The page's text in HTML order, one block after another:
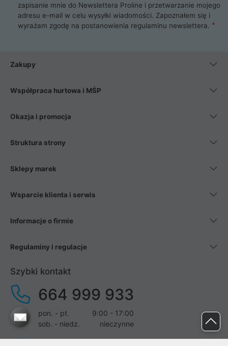
zapisanie mnie do Newslettera Proline i przetwarzanie mojego
adresu e-mail w celu wysyłki wiadomości. Zapoznałem się i
wyrażam zgodę na postanowienia regulaminu newslettera.
Zakupy
Współpraca hurtowa i MŚP
Okazja i promocja
Struktura strony
Sklepy marek
Wsparcie klienta i serwis
Informacje o firmie
Regulaminy i regulacje
Szybki kontakt
664 999 933
pon. - pt.
9:00 - 17:00
sob. - niedz.
nieczynne